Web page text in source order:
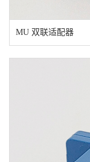
MU 双联适配器